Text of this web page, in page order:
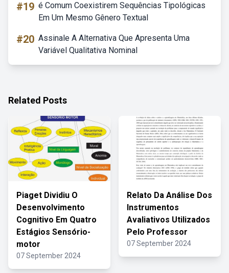
#19 é Comum Coexistirem Sequências Tipológicas
Em Um Mesmo Gênero Textual
#20 Assinale A Alternativa Que Apresenta Uma
Variável Qualitativa Nominal
Related Posts
Piaget Dividiu O
Desenvolvimento
Cognitivo Em Quatro
Estágios Sensório-
motor
07 September 2024
Relato Da Análise Dos
Instrumentos
Avaliativos Utilizados
Pelo Professor
07 September 2024